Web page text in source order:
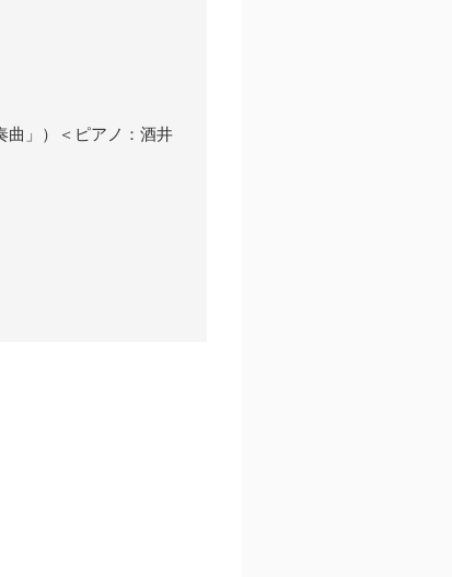
曲」）＜ピアノ：酒井